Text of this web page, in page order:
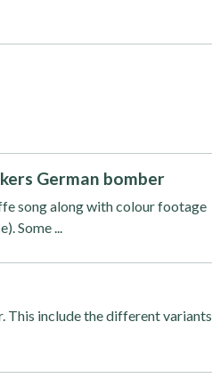
German bomber
song along with colour footage
Some ...
include the different variants